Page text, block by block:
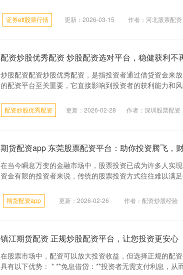
证券etf股票行情 更新：2026-03-15 作者：河北股票配资
配资炒股优秀配资 炒股配资选对平台，稳健获利不
炒股配资配资炒股优秀配资，是指投资者通过借贷资金来
的配资平台至关重要，它直接影响到投资者的获利能力和
配资炒股优秀配资 更新：2026-02-28 作者：深圳股票配资
期货配资app 东莞股票配资平台：助你投资腾飞，
在当今瞬息万变的金融市场中，股票投资已成为许多人实
资金有限的投资者来说，传统的股票投资方式往往难以满
期货配资app 更新：2026-02-26 作者：配资炒股经验
镇江期货配资 正规炒股配资平台，让您投资更安心
在股票市场中，配资可以放大投资收益，但选择正规的配
具有以下优势： * **免息借贷：**投资者无需支付利息，从